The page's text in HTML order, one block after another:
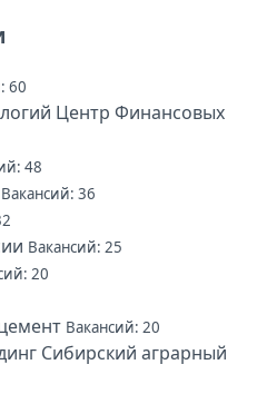
60
Центр Финансовых
48
Вакансий: 36
Вакансий: 25
20
Вакансий: 20
Сибирский аграрный